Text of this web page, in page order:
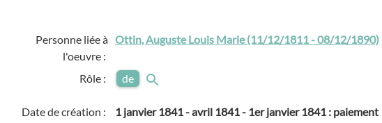
Personne liée à
l'oeuvre :
Ottin, Auguste Louis Marie (11/12/1811 - 08/12/1890)
Rôle : de
Date de création : 1 janvier 1841-avril 1841- 1er janvier 1841 : paiement